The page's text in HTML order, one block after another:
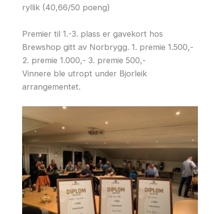
ryllik (40,66/50 poeng)
Premier til 1.-3. plass er gavekort hos
Brewshop gitt av Norbrygg. 1. premie 1.500,-
2. premie 1.000,- 3. premie 500,-
Vinnere ble utropt under Bjorleik
arrangementet.